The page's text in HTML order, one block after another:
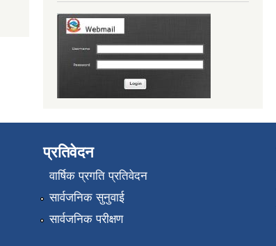
प्रतिवेदन
वार्षिक प्रगति प्रतिवेदन
सार्वजनिक सुनुवाई
सार्वजनिक परीक्षण